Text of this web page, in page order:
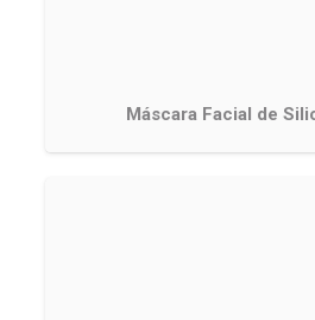
Máscara Facial de